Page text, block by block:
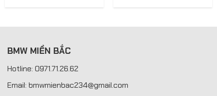
BMW MIỀN BẮC
Hotline: 0971.71.26.62
Email: bmwmienbac234@gmail.com